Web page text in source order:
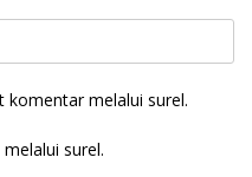
komentar melalui surel.
surel.